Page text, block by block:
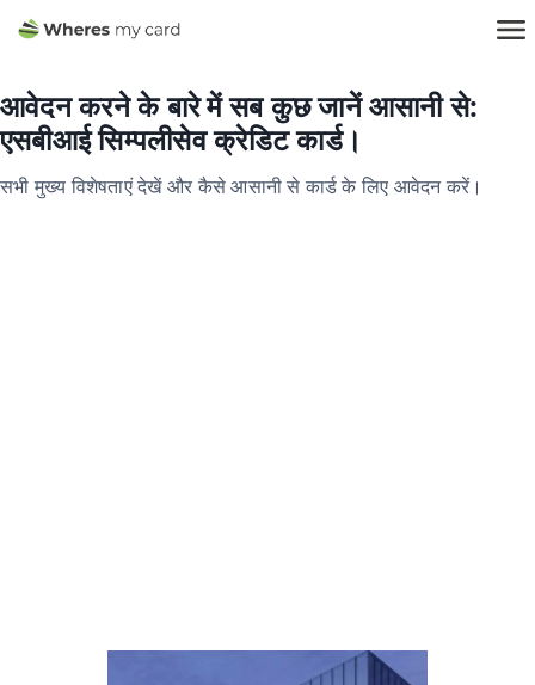
आवेदन करने के बारे में सब कुछ जानें आसानी से:
एसबीआई सिम्पलीसेव क्रेडिट कार्ड।
सभी मुख्य विशेषताएं देखें और कैसे आसानी से कार्ड के लिए आवेदन करें।